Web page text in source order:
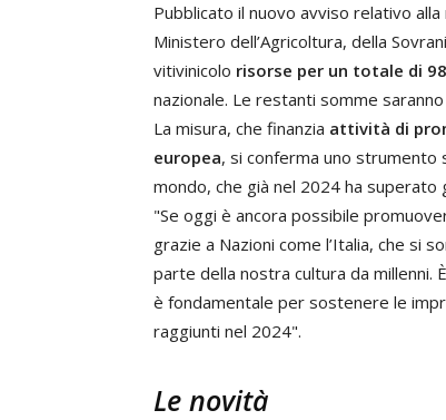
Pubblicato il nuovo avviso relativo alla
Ministero dell’Agricoltura, della
vitivinicolo risorse per un totale di
nazionale. Le restanti somme
La misura, che finanzia attività di
europea, si conferma uno
mondo, che già nel 2024 ha
"Se oggi è ancora possibile
grazie a Nazioni come l’Italia, che si
parte della nostra cultura da millenni.
è fondamentale per sostenere le
raggiunti nel 2024".
Le novità